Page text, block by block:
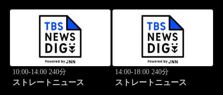
10:00-14:00 240分
ストレートニュース
14:00-18:00 240分
ストレートニュース